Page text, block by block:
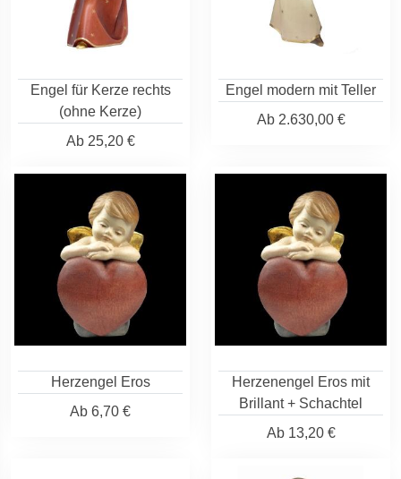
Engel für Kerze rechts
(ohne Kerze)
Ab25,20 €
Engel modern mit Teller
Ab2.630,00 €
Herzengel Eros
Ab 6,70 €
Herzenengel Eros mit
Brillant + Schachtel
Ab13,20 €